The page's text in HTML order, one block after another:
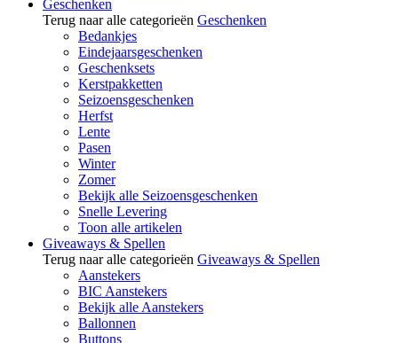
Geschenken
Terug naar alle categorieën Geschenken
Bedankjes
Eindejaarsgeschenken
Geschenksets
Kerstpakketten
Seizoensgeschenken
Herfst
Lente
Pasen
Winter
Zomer
Bekijk alle Seizoensgeschenken
Snelle Levering
Toon alle artikelen
Giveaways & Spellen
Terug naar alle categorieën Giveaways & Spellen
Aanstekers
BIC Aanstekers
Bekijk alle Aanstekers
Ballonnen
Buttons